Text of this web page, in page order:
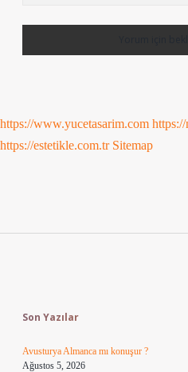
https://www.yucetasarim.com
https://estetikle.com.tr Sitemap
Son Yazılar
Avusturya Almanca mı konuşur ?
Ağustos 5, 2026